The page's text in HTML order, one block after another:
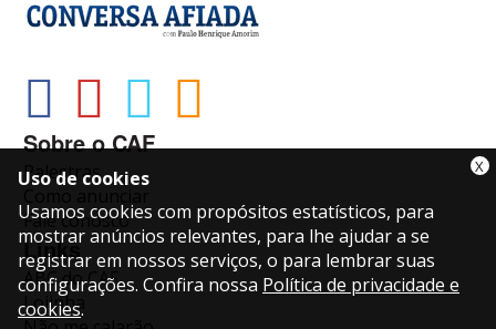
Sobre o CAF
Palestras
Fale conosco
Links
ABC do CAF
Lojinha
X
Uso de cookies
Usamos cookies com propósitos estatísticos, para
mostrar anúncios relevantes, para lhe ajudar a se
registrar em nossos serviços, o para lembrar suas
configurações. Confira nossa Política de privacidade e
cookies.